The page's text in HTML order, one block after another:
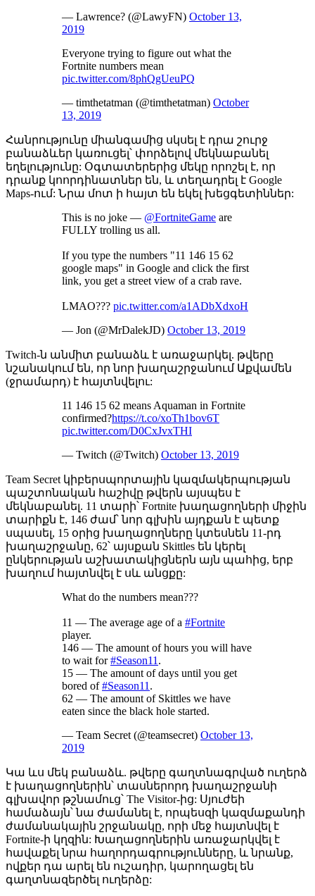
— Lawrence? (@LawyFN) October 13,
2019
Everyone trying to figure out what the
Fortnite numbers mean
pic.twitter.com/8phQgUeuPQ
— timthetatman (@timthetatman) October
13, 2019
Հանրությունը միանգամից սկսել է դրա շուրջ
բանաձևեր կառուցել՝ փորձելով մեկնաբանել
եղելությունը: Օգտատերերից մեկը որոշել է, որ
դրանք կոորդինատներ են, և տեղադրել է Google
Maps-ում: Նրա մոտ ի հայտ են եկել խեցգետիններ:
This is no joke — @FortniteGame are
FULLY trolling us all.
If you type the numbers "11 146 15 62
google maps" in Google and click the first
link, you get a street view of a crab rave.
LMAO??? pic.twitter.com/a1ADbXdxoH
— Jon (@MrDalekJD) October 13, 2019
Twitch-ն անմիտ բանաձև է առաջարկել. թվերը
նշանակում են, որ նոր խաղաշրջանում Աքվամեն
(ջրամարդ) է հայտնվելու:
11 146 15 62 means Aquaman in Fortnite
confirmed?https://t.co/xoTh1bov6T
pic.twitter.com/D0CxJvxTHI
— Twitch (@Twitch) October 13, 2019
Team Secret կիբերսպորտային կազմակերպության
պաշտոնական հաշիվը թվերն այսպես է
մեկնաբանել. 11 տարի՝ Fortnite խաղացողների միջին
տարիքն է, 146 ժամ՝ նոր գլխին այդքան է պետք
սպասել, 15 օրից խաղացողները կտեսնեն 11-րդ
խաղաշրջանը, 62՝ այսքան Skittles են կերել
ընկերության աշխատակիցներն այն պահից, երբ
խաղում հայտնվել է սև անցքը:
What do the numbers mean???
11 — The average age of a #Fortnite
player.
146 — The amount of hours you will have
to wait for#Season11 .
15 — The amount of days until you get
bored of#Season11 .
62 — The amount of Skittles we have
eaten since the black hole started.
— Team Secret (@teamsecret) October 13,
2019
Կա ևս մեկ բանաձև. թվերը գաղտնագրված ուղերձ
է խաղացողներին՝ տասներորդ խաղաշրջանի
գլխավոր թշնամուց՝ The Visitor-ից: Սյուժեի
համաձայն՝ նա ժամանել է, որպեսզի կազմաքանդի
ժամանակային շրջանակը, որի մեջ հայտնվել է
Fortnite-ի կղզին: Խաղացողներին առաջարկվել է
հավաքել նրա հաղորդագրությունները, և նրանք,
ովքեր դա արել են ուշադիր, կարողացել են
գաղտնազերծել ուղերձը: